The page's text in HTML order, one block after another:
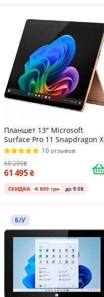
Планшет 13" Microsoft
Surface Pro 11 Snapdragon X
Plus 16/512GB Windows 11
10 отзывов
68 295
61 495
СКИДКА -6 800 грн до 9.08
Б/У